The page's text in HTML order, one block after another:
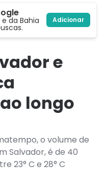
da Bahia Adicionar
e
longo
o volume de
Salvador, é de 40
23° C e 28° C